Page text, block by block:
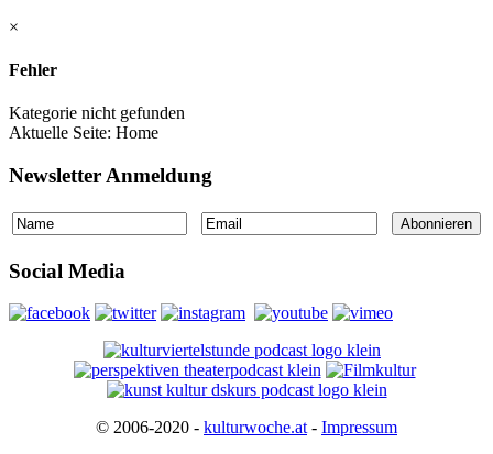
×
Fehler
Kategorie nicht gefunden
Aktuelle Seite: Home
Newsletter Anmeldung
Social Media
© 2006-2020 - kulturwoche.at - Impressum